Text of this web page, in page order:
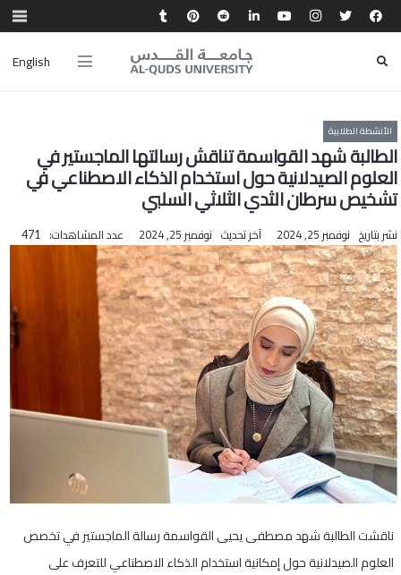
English
الأنشطة الطلابية
الطالبة شهد القواسمة تناقش رسالتها الماجستير في
العلوم الصيدلانية حول استخدام الذكاء الاصطناعي في
تشخيص سرطان الثدي الثلاثي السلبي
نشر بتاريخ نوفمبر 25, 2024 آخر تحديث نوفمبر 25, 2024 عدد المشاهدات: 471
ناقشت الطالبة شهد مصطفى يحيى القواسمة رسالة الماجستير في تخصص
العلوم الصيدلانية حول إمكانية استخدام الذكاء الاصطناعي للتعرف على